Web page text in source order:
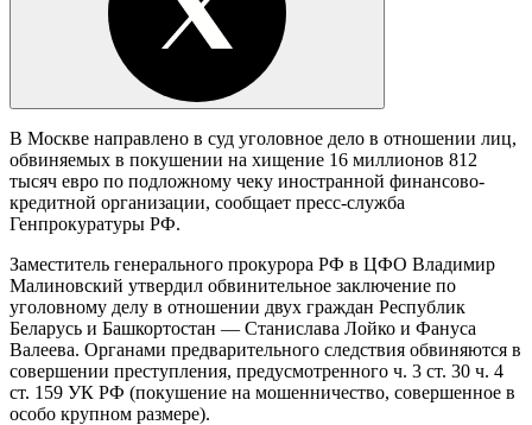
В Москве направлено в суд уголовное дело в отношении лиц,
обвиняемых в покушении на хищение 16 миллионов 812
тысяч евро по подложному чеку иностранной финансово-
кредитной организации, сообщает пресс-служба
Генпрокуратуры РФ.
Заместитель генерального прокурора РФ в ЦФО Владимир
Малиновский утвердил обвинительное заключение по
уголовному делу в отношении двух граждан Республик
Беларусь и Башкортостан — Станислава Лойко и Фануса
Валеева. Органами предварительного следствия обвиняются в
совершении преступления, предусмотренного ч. 3 ст. 30 ч. 4
ст. 159 УК РФ (покушение на мошенничество, совершенное в
особо крупном размере).